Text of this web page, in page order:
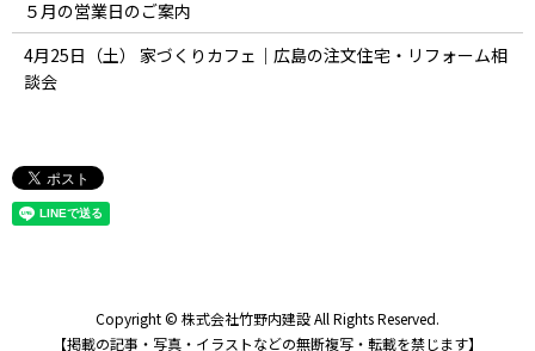
５月の営業日のご案内
4月25日（土） 家づくりカフェ｜広島の注文住宅・リフォーム相
談会
Copyright © 株式会社竹野内建設 All Rights Reserved.
【掲載の記事・写真・イラストなどの無断複写・転載を禁じます】